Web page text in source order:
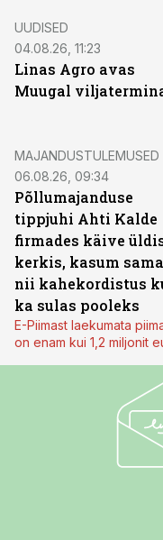
UUDISED
04.08.26, 11:23
Linas Agro avas
Muugal
MAJANDUSTULEMUSED
06.08.26, 09:34
Põllumajanduse
tippjuhi Ahti Kalde
firmades käive
kerkis, kasum
nii kahekordistus
ka sulas pooleks
E-Piimast laekumata
on enam kui 1,2 miljonit